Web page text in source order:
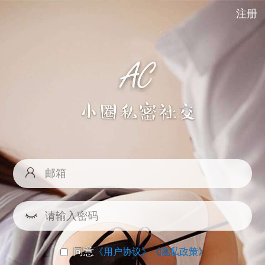
注册
同意《用户协议》《隐私政策》